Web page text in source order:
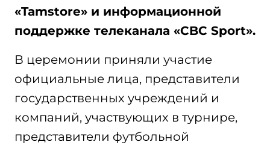
«Tamstore» и информационной
поддержке телеканала «CBC Sport».
В церемонии приняли участие
официальные лица, представители
государственных учреждений и
компаний, участвующих в турнире,
представители футбольной